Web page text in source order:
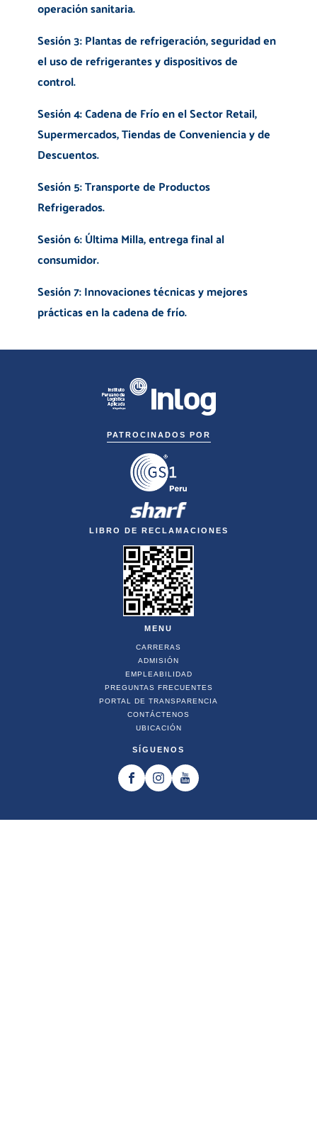
operación sanitaria.
Sesión 3: Plantas de refrigeración, seguridad en
el uso de refrigerantes y dispositivos de
control.
Sesión 4: Cadena de Frío en el Sector Retail,
Supermercados, Tiendas de Conveniencia y de
Descuentos.
Sesión 5: Transporte de Productos
Refrigerados.
Sesión 6: Última Milla, entrega final al
consumidor.
Sesión 7: Innovaciones técnicas y mejores
prácticas en la cadena de frío.
PATROCINADOS POR
LIBRO DE RECLAMACIONES
MENU
CARRERAS
ADMISIÓN
EMPLEABILIDAD
PREGUNTAS FRECUENTES
PORTAL DE TRANSPARENCIA
CONTÁCTENOS
UBICACIÓN
SÍGUENOS